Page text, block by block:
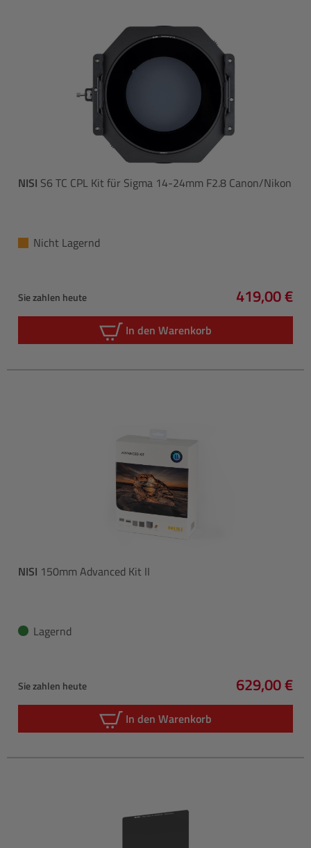
NISI S6 TC CPL Kit für Sigma 14-24mm F2.8 Canon/Nikon
Nicht Lagernd
Sie zahlen heute
Regulärer
419,00 €
In den Warenkorb
NISI 150mm Advanced Kit II
Lagernd
Sie zahlen heute
Regulärer
629,00 €
In den Warenkorb